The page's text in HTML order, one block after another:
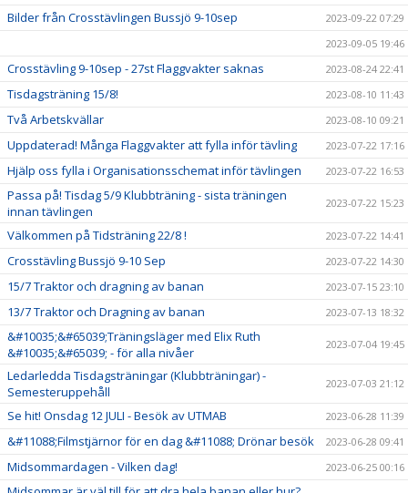
Bilder från Crosstävlingen Bussjö 9-10sep
2023-09-22 07:29
2023-09-05 19:46
Crosstävling 9-10sep - 27st Flaggvakter saknas 2023-08-24 22:41
Tisdagsträning 15/8! 2023-08-10 11:43
Två Arbetskvällar 2023-08-10 09:21
Uppdaterad! Många Flaggvakter att fylla inför tävling 2023-07-22 17:16
Hjälp oss fylla i Organisationsschemat inför tävlingen 2023-07-22 16:53
Passa på! Tisdag 5/9 Klubbträning - sista träningen
innan tävlingen
2023-07-22 15:23
Välkommen på Tidsträning 22/8 ! 2023-07-22 14:41
Crosstävling Bussjö 9-10 Sep 2023-07-22 14:30
15/7 Traktor och dragning av banan 2023-07-15 23:10
13/7 Traktor och Dragning av banan 2023-07-13 18:32
&#10035;&#65039;Träningsläger med Elix Ruth
&#10035;&#65039; - för alla nivåer
2023-07-04 19:45
Ledarledda Tisdagsträningar (Klubbträningar) -
Semesteruppehåll
2023-07-03 21:12
Se hit! Onsdag 12 JULI - Besök av UTMAB 2023-06-28 11:39
&#11088;Filmstjärnor för en dag &#11088; Drönar besök 2023-06-28 09:41
Midsommardagen - Vilken dag! 2023-06-25 00:16